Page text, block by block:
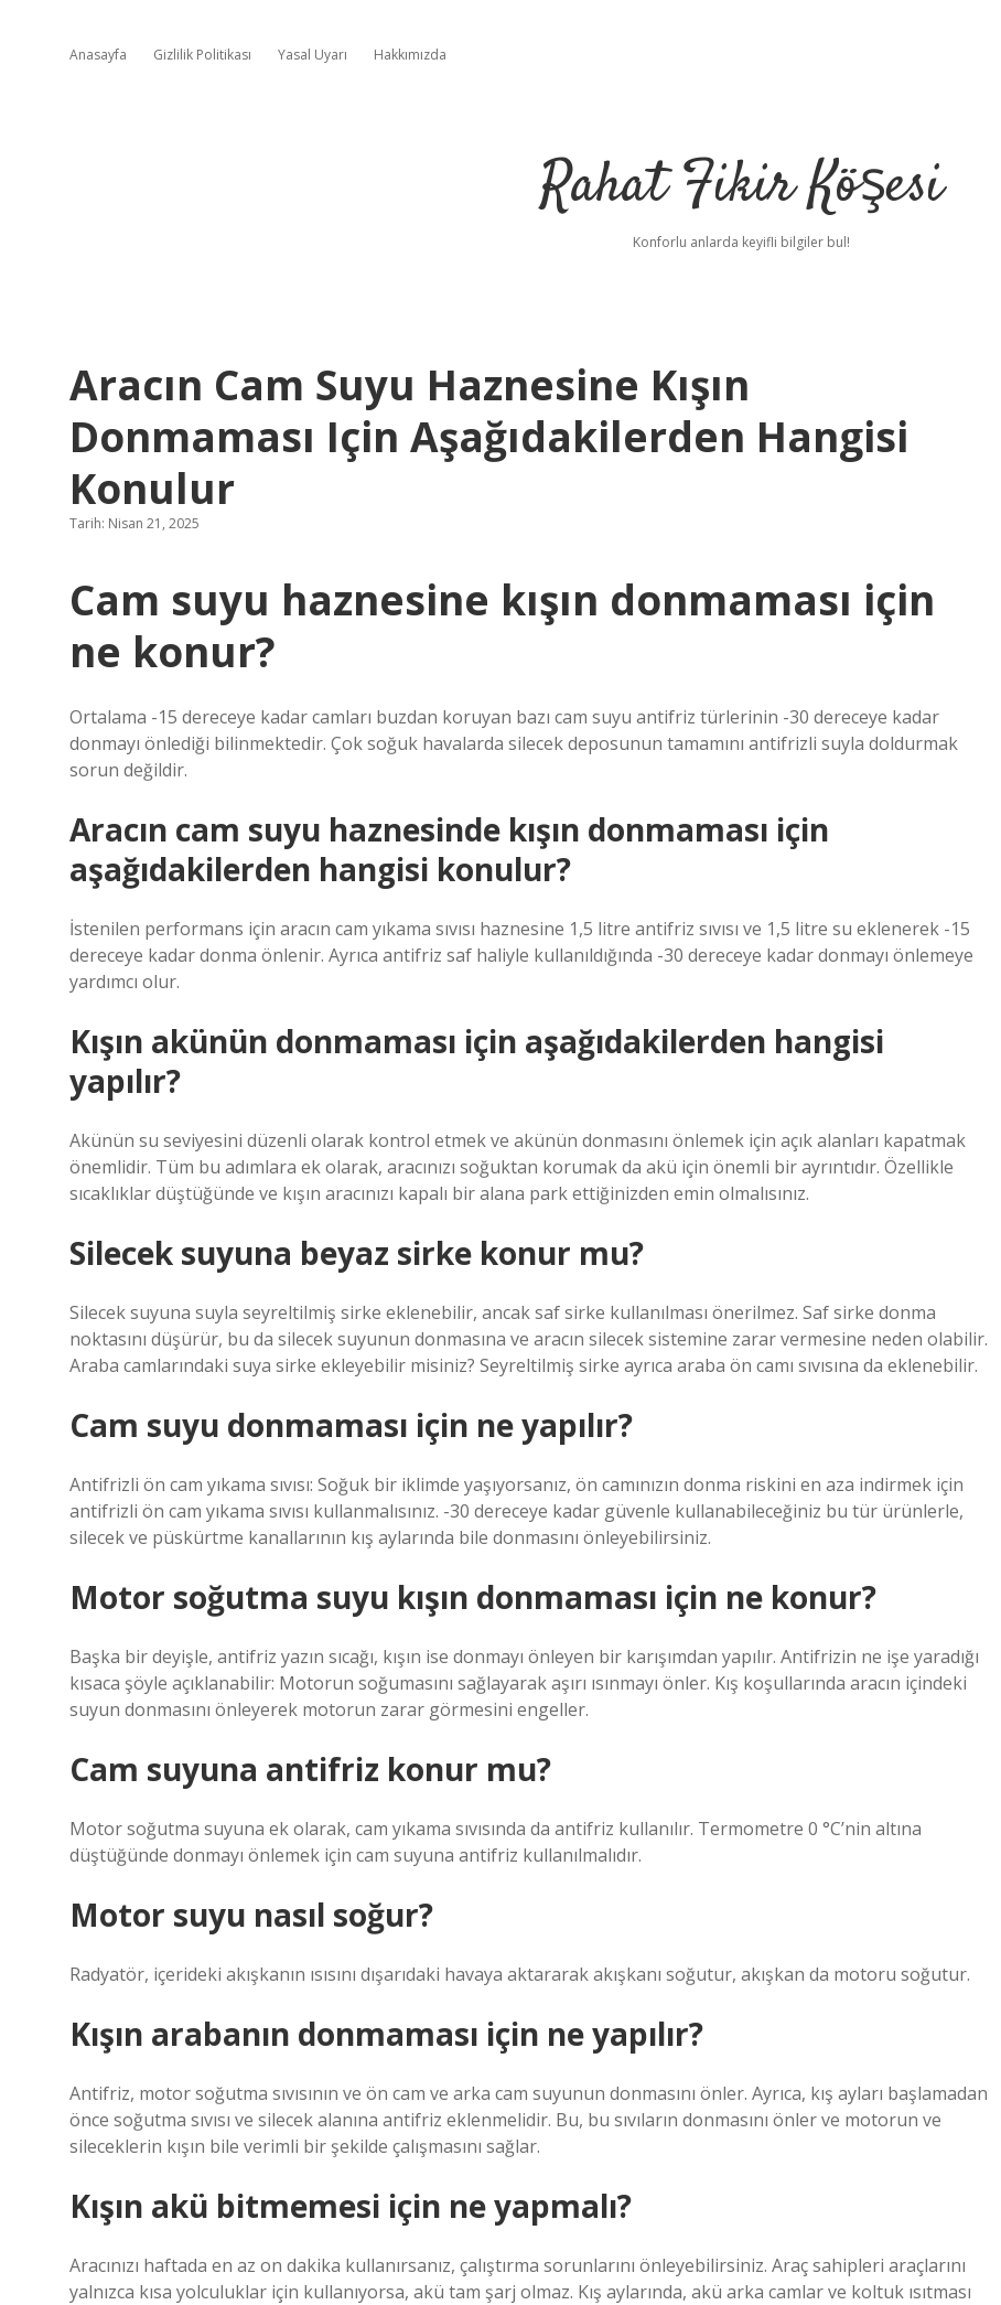
Anasayfa Gizlilik Politikası Yasal Uyarı Hakkımızda
Rahat Fikir Köşesi
Konforlu anlarda keyifli bilgiler bul!
Aracın Cam Suyu Haznesine Kışın
Donmaması Için Aşağıdakilerden Hangisi
Konulur
Tarih: Nisan 21, 2025
Cam suyu haznesine kışın donmaması için
ne konur?
Ortalama -15 dereceye kadar camları buzdan koruyan bazı cam suyu antifriz türlerinin -30 dereceye kadar
donmayı önlediği bilinmektedir. Çok soğuk havalarda silecek deposunun tamamını antifrizli suyla doldurmak
sorun değildir.
Aracın cam suyu haznesinde kışın donmaması için
aşağıdakilerden hangisi konulur?
İstenilen performans için aracın cam yıkama sıvısı haznesine 1,5 litre antifriz sıvısı ve 1,5 litre su eklenerek -15
dereceye kadar donma önlenir. Ayrıca antifriz saf haliyle kullanıldığında -30 dereceye kadar donmayı önlemeye
yardımcı olur.
Kışın akünün donmaması için aşağıdakilerden hangisi
yapılır?
Akünün su seviyesini düzenli olarak kontrol etmek ve akünün donmasını önlemek için açık alanları kapatmak
önemlidir. Tüm bu adımlara ek olarak, aracınızı soğuktan korumak da akü için önemli bir ayrıntıdır. Özellikle
sıcaklıklar düştüğünde ve kışın aracınızı kapalı bir alana park ettiğinizden emin olmalısınız.
Silecek suyuna beyaz sirke konur mu?
Silecek suyuna suyla seyreltilmiş sirke eklenebilir, ancak saf sirke kullanılması önerilmez. Saf sirke donma
noktasını düşürür, bu da silecek suyunun donmasına ve aracın silecek sistemine zarar vermesine neden olabilir.
Araba camlarındaki suya sirke ekleyebilir misiniz? Seyreltilmiş sirke ayrıca araba ön camı sıvısına da eklenebilir.
Cam suyu donmaması için ne yapılır?
Antifrizli ön cam yıkama sıvısı: Soğuk bir iklimde yaşıyorsanız, ön camınızın donma riskini en aza indirmek için
antifrizli ön cam yıkama sıvısı kullanmalısınız. -30 dereceye kadar güvenle kullanabileceğiniz bu tür ürünlerle,
silecek ve püskürtme kanallarının kış aylarında bile donmasını önleyebilirsiniz.
Motor soğutma suyu kışın donmaması için ne konur?
Başka bir deyişle, antifriz yazın sıcağı, kışın ise donmayı önleyen bir karışımdan yapılır. Antifrizin ne işe yaradığı
kısaca şöyle açıklanabilir: Motorun soğumasını sağlayarak aşırı ısınmayı önler. Kış koşullarında aracın içindeki
suyun donmasını önleyerek motorun zarar görmesini engeller.
Cam suyuna antifriz konur mu?
Motor soğutma suyuna ek olarak, cam yıkama sıvısında da antifriz kullanılır. Termometre 0 °C’nin altına
düştüğünde donmayı önlemek için cam suyuna antifriz kullanılmalıdır.
Motor suyu nasıl soğur?
Radyatör, içerideki akışkanın ısısını dışarıdaki havaya aktararak akışkanı soğutur, akışkan da motoru soğutur.
Kışın arabanın donmaması için ne yapılır?
Antifriz, motor soğutma sıvısının ve ön cam ve arka cam suyunun donmasını önler. Ayrıca, kış ayları başlamadan
önce soğutma sıvısı ve silecek alanına antifriz eklenmelidir. Bu, bu sıvıların donmasını önler ve motorun ve
sileceklerin kışın bile verimli bir şekilde çalışmasını sağlar.
Kışın akü bitmemesi için ne yapmalı?
Aracınızı haftada en az on dakika kullanırsanız, çalıştırma sorunlarını önleyebilirsiniz. Araç sahipleri araçlarını
yalnızca kısa yolculuklar için kullanıyorsa, akü tam şarj olmaz. Kış aylarında, akü arka camlar ve koltuk ısıtması